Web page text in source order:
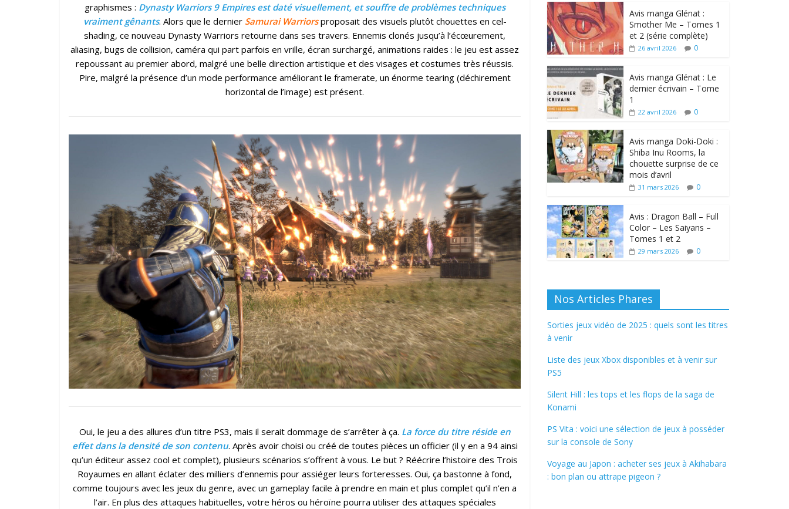
graphismes : Dynasty Warriors 9 Empires est daté visuellement, et souffre de problèmes techniques
vraiment gênants. Alors que le dernier Samurai Warriorsproposait des visuels plutôt chouettes en cel-
shading, ce nouveau Dynasty Warriors retourne dans ses travers. Ennemis clonés jusqu’à l’écœurement,
aliasing, bugs de collision, caméra qui part parfois en vrille, écran surchargé, animations raides : le jeu est assez
repoussant au premier abord, malgré une belle direction artistique et des visages et costumes très réussis.
Pire, malgré la présence d’un mode performance améliorant le framerate, un énorme tearing (déchirement
horizontal de l’image) est présent.
Oui, le jeu a des allures d’un titre PS3, mais il serait dommage de s’arrêter à ça. La force du titre réside en
effet dans la densité de son contenu. Après avoir choisi ou créé de toutes pièces un officier (il y en a 94 ainsi
qu’un éditeur assez cool et complet), plusieurs scénarios s’offrent à vous. Le but ? Réécrire l’histoire des Trois
Royaumes en allant éclater des milliers d’ennemis pour assiéger leurs forteresses. Oui, ça bastonne à fond,
comme toujours avec les jeux du genre, avec un gameplay facile à prendre en main et plus complet qu’il n’en a
l’air. En plus des attaques habituelles, votre héros ou héroïne pourra utiliser des attaques spéciales
Avis manga Glénat :
Smother Me – Tomes 1
et 2 (série complète)
26 avril 2026 0
Avis manga Glénat : Le
dernier écrivain – Tome
1
22 avril 2026 0
Avis manga Doki-Doki :
Shiba Inu Rooms, la
chouette surprise de ce
mois d’avril
31 mars 2026 0
Avis : Dragon Ball – Full
Color – Les Saiyans –
Tomes 1 et 2
29 mars 2026 0
Nos Articles Phares
Sorties jeux vidéo de 2025 : quels sont les titres
à venir
Liste des jeux Xbox disponibles et à venir sur
PS5
Silent Hill : les tops et les flops de la saga de
Konami
PS Vita : voici une sélection de jeux à posséder
sur la console de Sony
Voyage au Japon : acheter ses jeux à Akihabara
: bon plan ou attrape pigeon ?